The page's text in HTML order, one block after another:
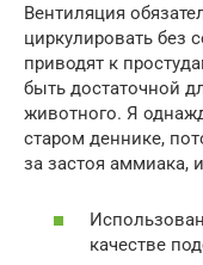
Вентиляция
циркулировать без
приводят к
быть достаточной
животного. Я
старом деннике,
за застоя аммиака,
качестве